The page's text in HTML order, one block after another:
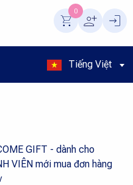
0
Tiếng Việt
GIFT - dành cho
VIÊN mới mua đơn hàng